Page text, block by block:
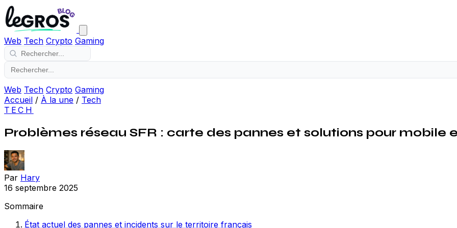
Web Tech Crypto Gaming
Web Tech Crypto Gaming
Accueil / À la une / Tech
TECH
Problèmes réseau SFR : carte des pannes et solutions pour mobile
Par Hary
16 septembre 2025
Sommaire
État actuel des pannes et incidents sur le territoire français